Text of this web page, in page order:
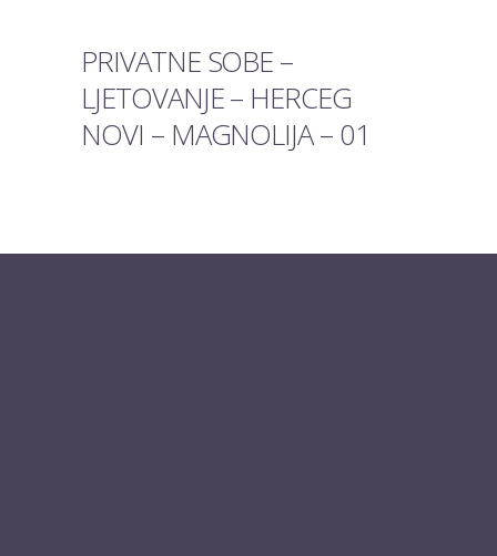
PRIVATNE SOBE –
LJETOVANJE – HERCEG
NOVI – MAGNOLIJA – 01